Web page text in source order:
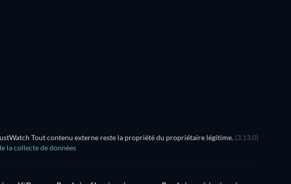
Tout contenu externe reste la propriété du propriétaire légitime. (3.13.0)
la collecte de données